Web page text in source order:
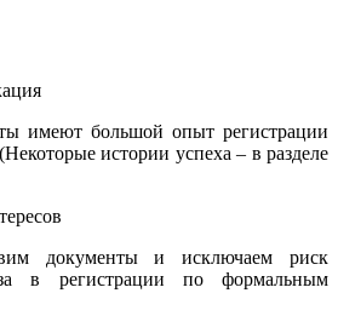
имеют большой опыт регистрации
истории успеха – в разделе
документы и исключаем риск
в регистрации по формальным